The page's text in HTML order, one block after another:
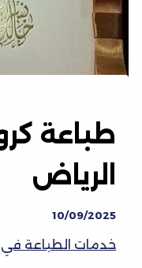
طباعة
الرياض
10/09/2025
خدمات الطباعة في